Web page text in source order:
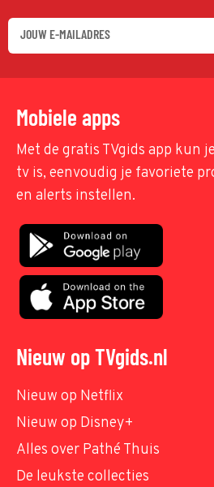
Mobiele apps
Met de gratis TVgids app kun
tv is, eenvoudig je favoriete
en alerts instellen.
Nieuw op TVgids.nl
Nieuw op Netflix
Nieuw op Disney+
Alles over Pathé Thuis
De leukste collecties